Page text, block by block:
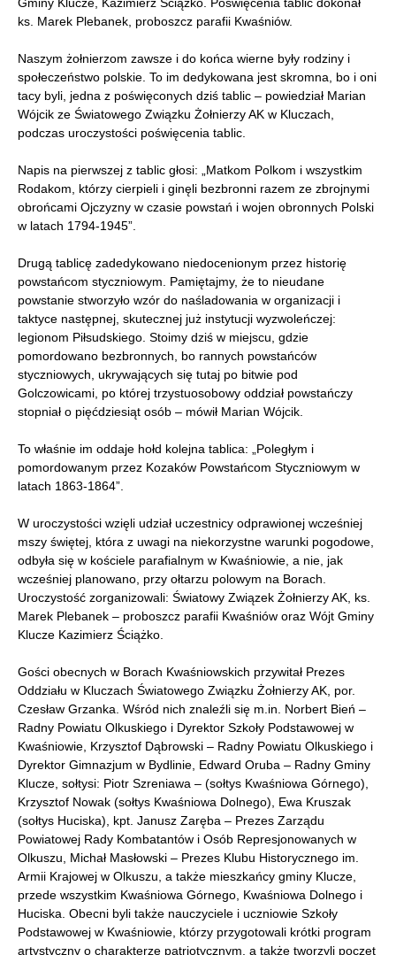
ks. Marek Plebanek, proboszcz parafii Kwaśniów.
Naszym żołnierzom zawsze i do końca wierne były rodziny i
społeczeństwo polskie. To im dedykowana jest skromna, bo i oni
tacy byli, jedna z poświęconych dziś tablic – powiedział Marian
Wójcik ze Światowego Związku Żołnierzy AK w Kluczach,
podczas uroczystości poświęcenia tablic.
Napis na pierwszej z tablic głosi: „Matkom Polkom i wszystkim
Rodakom, którzy cierpieli i ginęli bezbronni razem ze zbrojnymi
obrońcami Ojczyzny w czasie powstań i wojen obronnych Polski
w latach 1794-1945”.
Drugą tablicę zadedykowano niedocenionym przez historię
powstańcom styczniowym. Pamiętajmy, że to nieudane
powstanie stworzyło wzór do naśladowania w organizacji i
taktyce następnej, skutecznej już instytucji wyzwoleńczej:
legionom Piłsudskiego. Stoimy dziś w miejscu, gdzie
pomordowano bezbronnych, bo rannych powstańców
styczniowych, ukrywających się tutaj po bitwie pod
Golczowicami, po której trzystuosobowy oddział powstańczy
stopniał o pięćdziesiąt osób – mówił Marian Wójcik.
To właśnie im oddaje hołd kolejna tablica: „Poległym i
pomordowanym przez Kozaków Powstańcom Styczniowym w
latach 1863-1864”.
W uroczystości wzięli udział uczestnicy odprawionej wcześniej
mszy świętej, która z uwagi na niekorzystne warunki pogodowe,
odbyła się w kościele parafialnym w Kwaśniowie, a nie, jak
wcześniej planowano, przy ołtarzu polowym na Borach.
Uroczystość zorganizowali: Światowy Związek Żołnierzy AK, ks.
Marek Plebanek – proboszcz parafii Kwaśniów oraz Wójt Gminy
Klucze Kazimierz Ściążko.
Gości obecnych w Borach Kwaśniowskich przywitał Prezes
Oddziału w Kluczach Światowego Związku Żołnierzy AK, por.
Czesław Grzanka. Wśród nich znaleźli się m.in. Norbert Bień –
Radny Powiatu Olkuskiego i Dyrektor Szkoły Podstawowej w
Kwaśniowie, Krzysztof Dąbrowski – Radny Powiatu Olkuskiego i
Dyrektor Gimnazjum w Bydlinie, Edward Oruba – Radny Gminy
Klucze, sołtysi: Piotr Szreniawa – (sołtys Kwaśniowa Górnego),
Krzysztof Nowak (sołtys Kwaśniowa Dolnego), Ewa Kruszak
(sołtys Huciska), kpt. Janusz Zaręba – Prezes Zarządu
Powiatowej Rady Kombatantów i Osób Represjonowanych w
Olkuszu, Michał Masłowski – Prezes Klubu Historycznego im.
Armii Krajowej w Olkuszu, a także mieszkańcy gminy Klucze,
przede wszystkim Kwaśniowa Górnego, Kwaśniowa Dolnego i
Huciska. Obecni byli także nauczyciele i uczniowie Szkoły
Podstawowej w Kwaśniowie, którzy przygotowali krótki program
artystyczny o charakterze patriotycznym, a także tworzyli poczet